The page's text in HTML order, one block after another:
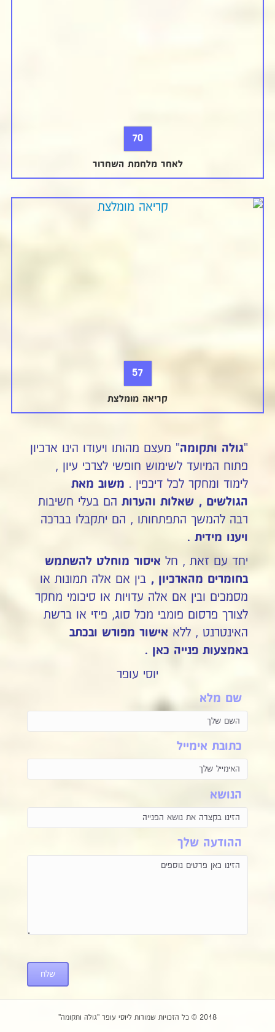
70
לאחר מלחמת השחרור
57
קריאה מומלצת
"גולה ותקומה" מעצם מהותו ויעודו הינו ארכיון
פתוח המיועד לשימוש חופשי לצרכי עיון ,
לימוד ומחקר לכל דיכפין . משוב מאת
הגולשים , שאלות והערות הם בעלי חשיבות
רבה להמשך התפתחותו , הם יתקבלו בברכה
ויענו מידית .
יחד עם זאת , חל איסור מוחלט להשתמש
בחומרים מהארכיון , בין אם אלה תמונות או
מסמכים ובין אם אלה עדויות או סיכומי מחקר
לצורך פרסום פומבי מכל סוג, פיזי או ברשת
האינטרנט , ללא אישור מפורש ובכתב
באמצעות פנייה כאן .
יוסי עופר
שם מלא
כתובת אימייל
הנושא
ההודעה שלך
שלח
2018 © כל הזכויות שמורות ליוסי עופר "גולה ותקומה"